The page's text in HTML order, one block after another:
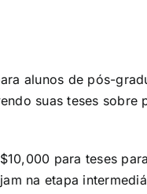
alunos de pós-
suas teses sobre
para teses
na etapa